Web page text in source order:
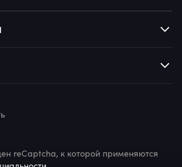
reCaptcha, к которой применяются